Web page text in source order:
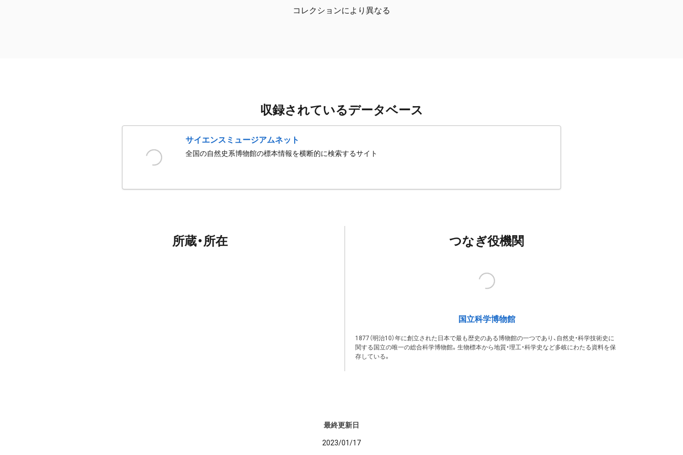
コレクションにより異なる
収録されているデータベース
サイエンスミュージアムネット
全国の自然史系博物館の標本情報を横断的に検索するサイト
所蔵・所在 つなぎ役機関
国立科学博物館
1877（明治10）年に創立された日本で最も歴史のある博物館の一つであり、自然史・科学技術史に
関する国立の唯一の総合科学博物館。生物標本から地質・理工・科学史など多岐にわたる資料を保
存している。
最終更新日
2023/01/17